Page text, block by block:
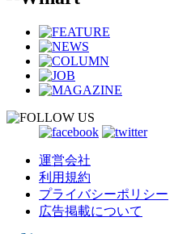
運営会社
利用規約
プライバシーポリシー
広告掲載について